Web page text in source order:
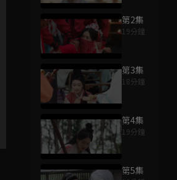
第2集
19分鐘
第3集
18分鐘
第4集
19分鐘
第5集
為您推薦